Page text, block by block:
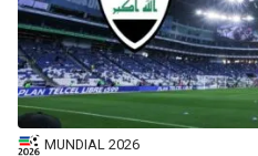
MUNDIAL 2026